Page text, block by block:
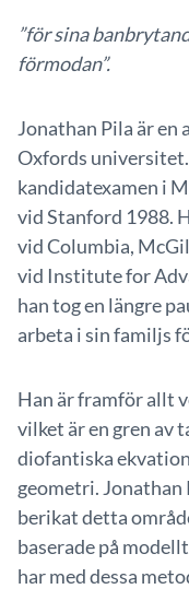
”för sina
förmodan”.
Jonathan Pila är
Oxfords
kandidatexamen i
vid Stanford 1988.
vid Columbia,
vid Institute for
han tog en längre
arbeta i sin familjs
Han är framför allt
vilket är en gren av
diofantiska
geometri. Jonathan
berikat detta
baserade på
har med dessa